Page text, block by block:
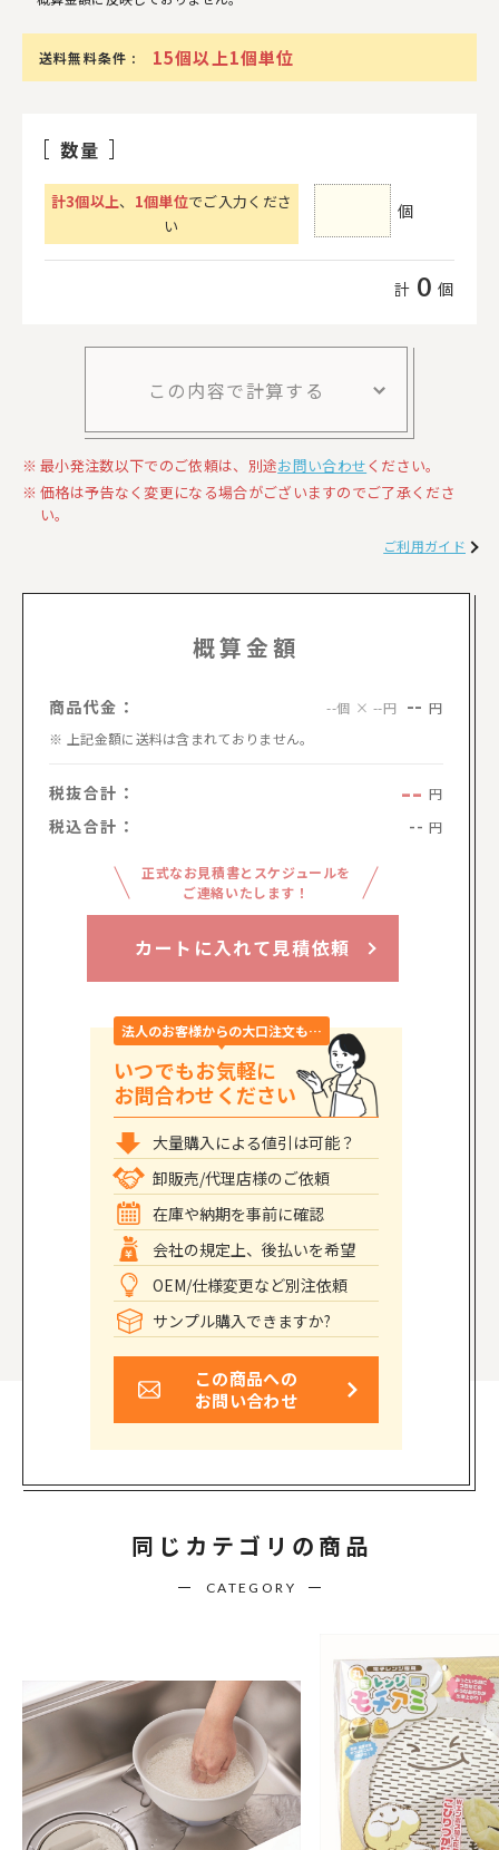
送料無料条件 : 15個以上1個単位
数量
計3個以上、 1個単位でご入力くださ
い
個
計 0 個
この内容で計算する
最小発注数以下でのご依頼は、別途お問い合わせください。
価格は予告なく変更になる場合がございますのでご了承くださ
い。
ご利用ガイド
概算金額
商品代金： --個 × --円 -- 円
上記金額に送料は含まれておりません。
税抜合計： -- 円
税込合計： -- 円
正式なお見積書とスケジュールを
ご連絡いたします！
カートに入れて見積依頼
法人のお客様からの大口注文も…
いつでもお気軽に
お問合わせください
大量購入による値引は可能？
卸販売/代理店様のご依頼
在庫や納期を事前に確認
会社の規定上、後払いを希望
OEM/仕様変更など別注依頼
サンプル購入できますか?
この商品への
お問い合わせ
同じカテゴリの商品
CATEGORY